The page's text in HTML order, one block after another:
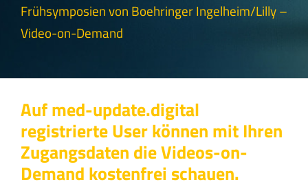
Frühsymposien von Boehringer Ingelheim/Lilly –
Video-on-Demand
Auf med-update.digital
registrierte User können mit Ihren
Zugangsdaten die Videos-on-
Demand kostenfrei schauen.